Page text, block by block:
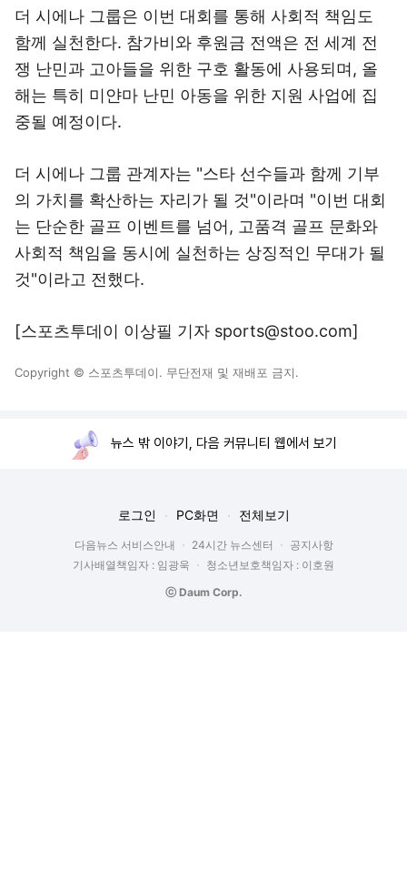
더 시에나 그룹은 이번 대회를 통해 사회적 책임도
함께 실천한다. 참가비와 후원금 전액은 전 세계 전
쟁 난민과 고아들을 위한 구호 활동에 사용되며, 올
해는 특히 미얀마 난민 아동을 위한 지원 사업에 집
중될 예정이다.
더 시에나 그룹 관계자는 "스타 선수들과 함께 기부
의 가치를 확산하는 자리가 될 것"이라며 "이번 대회
는 단순한 골프 이벤트를 넘어, 고품격 골프 문화와
사회적 책임을 동시에 실천하는 상징적인 무대가 될
것"이라고 전했다.
[스포츠투데이 이상필 기자 sports@stoo.com]
Copyright © 스포츠투데이. 무단전재 및 재배포 금지.
뉴스 밖 이야기, 다음 커뮤니티 웹에서 보기
로그인 PC화면 전체보기
다음뉴스 서비스안내 24시간 뉴스센터
공지사항
기사배열책임자 : 임광욱
청소년보호책임자 : 이호원
ⓒ Daum Corp.